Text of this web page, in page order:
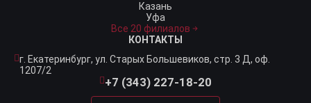
Казань
Уфа
Все 20 филиалов
КОНТАКТЫ
г. Екатеринбург, ул. Старых Большевиков, стр. 3 Д, оф.
1207/2
+7 (343) 227-18-20